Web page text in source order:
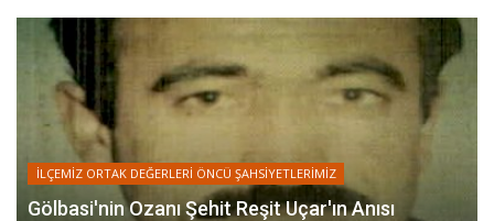
İLÇEMİZ ORTAK DEĞERLERİ ÖNCÜ ŞAHSİYETLERİMİZ
Gölbasi'nin Ozanı Şehit Reşit Uçar'ın Anısı